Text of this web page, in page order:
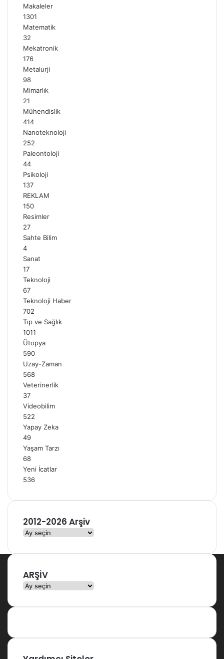
Makaleler
1301
Matematik
32
Mekatronik
176
Metalurji
98
Mimarlık
21
Mühendislik
414
Nanoteknoloji
252
Paleontoloji
44
Psikoloji
137
REKLAM
150
Resimler
27
Sahte Bilim
4
Sanat
17
Teknoloji
67
Teknoloji Haber
702
Tıp ve Sağlık
1011
Ütopya
590
Uzay-Zaman
568
Veterinerlik
37
Videobilim
522
Yapay Zeka
49
Yaşam Tarzı
68
Yeni İcatlar
536
2012-2026 Arşiv
2
1
-
2
2
r
ARŞİV
ARŞİV